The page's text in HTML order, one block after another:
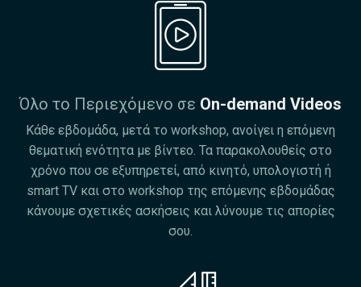
Όλο το Περιεχόμενο σε On-demand Videos
Κάθε εβδομάδα, μετά το workshop, ανοίγει η επόμενη
θεματική ενότητα με βίντεο. Τα παρακολουθείς στο
χρόνο που σε εξυπηρετεί, από κινητό, υπολογιστή ή
smart TV και στο workshop της επόμενης εβδομάδας
κάνουμε σχετικές ασκήσεις και λύνουμε τις απορίες
σου.